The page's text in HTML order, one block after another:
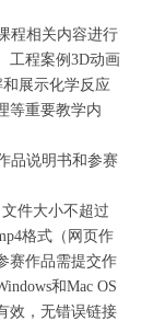
程相关内容进行
工程案例3D动画
展示化学反应
等重要教学内
品说明书和参赛
件大小不超过
格式（网页作
赛作品需提交作
和Mac OS
效，无错误链接